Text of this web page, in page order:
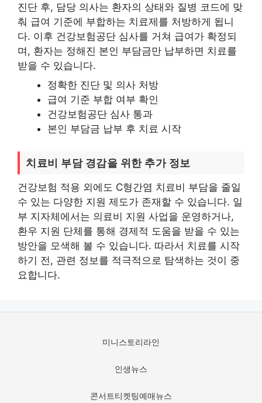
진단 후, 담당 의사는 환자의 상태와 질병 코드에 맞
춰 급여 기준에 부합하는 치료제를 처방하게 됩니
다. 이후 건강보험공단 심사를 거쳐 급여가 확정되
며, 환자는 정해진 본인 부담금만 납부하면 치료를
받을 수 있습니다.
정확한 진단 및 의사 처방
급여 기준 부합 여부 확인
건강보험공단 심사 통과
본인 부담금 납부 후 치료 시작
치료비 부담 경감을 위한 추가 정보
건강보험 적용 외에도 C형간염 치료비 부담을 줄일
수 있는 다양한 지원 제도가 존재할 수 있습니다. 일
부 지자체에서는 의료비 지원 사업을 운영하거나,
환우 지원 단체를 통해 경제적 도움을 받을 수 있는
방안을 모색해 볼 수 있습니다. 따라서 치료를 시작
하기 전, 관련 정보를 적극적으로 탐색하는 것이 중
요합니다.
미니스토리라인
인생뉴스
콘서트티켓팅예매뉴스